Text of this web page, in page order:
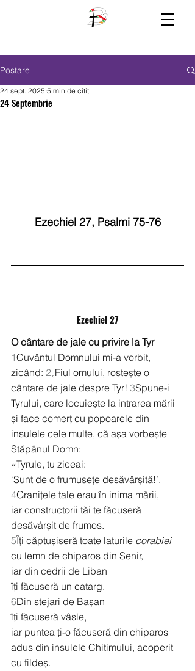
Postare
24 Septembrie
24 sept. 2025 5 min de citit
Ezechiel 27, Psalmi 75-76
Ezechiel 27
O cântare de jale cu privire la Tyr
1Cuvântul Domnului mi-a vorbit,
zicând: 2„Fiul omului, rostește o
cântare de jale despre Tyr! 3Spune-i
Tyrului, care locuiește la intrarea mării
și face comerț cu popoarele din
insulele cele multe, că așa vorbește
Stăpânul Domn:
«Tyrule, tu ziceai:
‘Sunt de o frumusețe desăvârșită!’.
4Granițele tale erau în inima mării,
iar constructorii tăi te făcuseră
desăvârșit de frumos.
5Îți căptușiseră toate laturile corabiei
cu lemn de chiparos din Senir,
iar din cedrii de Liban
îți făcuseră un catarg.
6Din stejari de Bașan
îți făcuseră vâsle,
iar puntea ți-o făcuseră din chiparos
adus din insulele Chitimului, acoperit
cu fildeș.